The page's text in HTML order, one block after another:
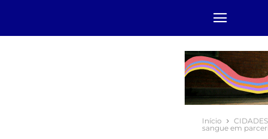
Início CIDADES
sangue em